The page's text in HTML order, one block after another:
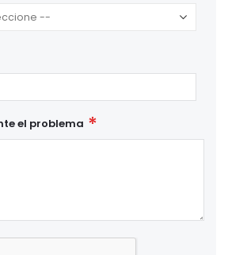
el problema